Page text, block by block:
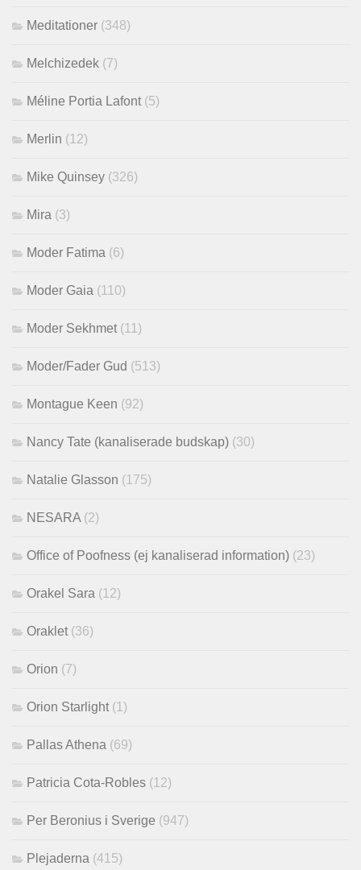
Meditationer (348)
Melchizedek (7)
Méline Portia Lafont(5)
Merlin (12)
Mike Quinsey (326)
Mira (3)
Moder Fatima (6)
Moder Gaia (110)
Moder Sekhmet(11)
Moder/Fader Gud (513)
Montague Keen (92)
Nancy Tate (kanaliserade budskap) (30)
Natalie Glasson (175)
NESARA(2)
Office of Poofness (ej kanaliserad information) (23)
Orakel Sara (12)
Oraklet(36)
Orion (7)
Orion Starlight(1)
Pallas Athena (69)
Patricia Cota-Robles (12)
Per Beronius i Sverige (947)
Plejaderna (415)